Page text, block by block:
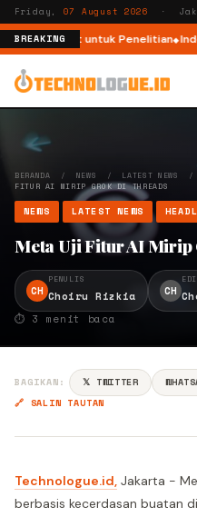
Friday, 07 August 2026 ·
BREAKING untuk Penelitian
BERANDA / NEWS / LATEST NEWS
FITUR AI MIRIP GROK DI THREADS
NEWS LATEST NEWS
Meta Uji Fitur AI
CH
PENULIS
Choiru Rizkia CH
⏱ 3 menit baca
BAGIKAN: 𝕏 TWITTER
🔗 SALIN TAUTAN
Technologue.id, Jakarta -
berbasis kecerdasan buatan